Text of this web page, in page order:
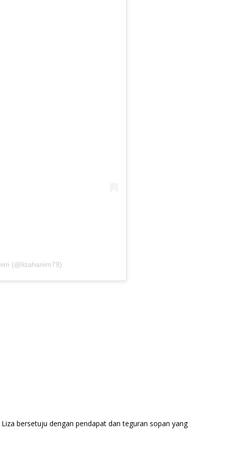
(@lizahanim79)
bersetuju dengan pendapat dan teguran sopan yang